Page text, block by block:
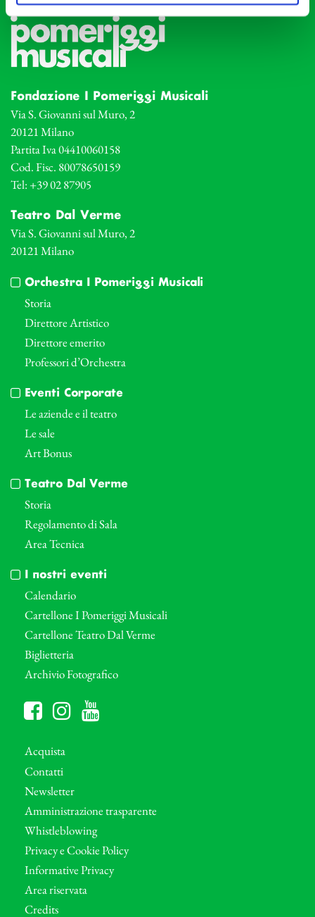
Fondazione I Pomeriggi Musicali
Via S. Giovanni sul Muro, 2
20121 Milano
Partita Iva 04410060158
Cod. Fisc. 80078650159
Tel: +39 02 87905
Teatro Dal Verme
Via S. Giovanni sul Muro, 2
20121 Milano
Orchestra I Pomeriggi Musicali
Storia
Direttore Artistico
Direttore emerito
Professori d’Orchestra
Eventi Corporate
Le aziende e il teatro
Le sale
Art Bonus
Teatro Dal Verme
Storia
Regolamento di Sala
Area Tecnica
I nostri eventi
Calendario
Cartellone I Pomeriggi Musicali
Cartellone Teatro Dal Verme
Biglietteria
Archivio Fotografico
Acquista
Contatti
Newsletter
Amministrazione trasparente
Whistleblowing
Privacy e Cookie Policy
Informative Privacy
Area riservata
Credits